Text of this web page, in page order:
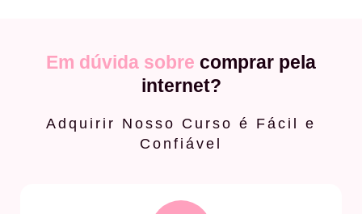
Em dúvida sobre comprar pela
internet?
Adquirir Nosso Curso é Fácil e
Confiável